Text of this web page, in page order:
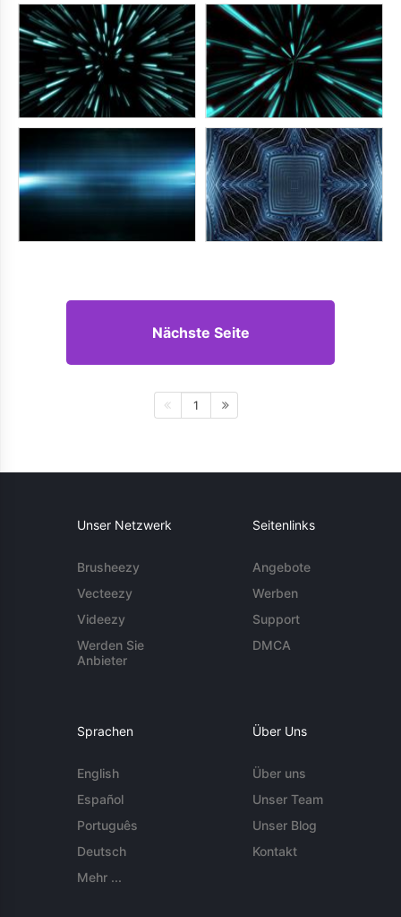
Nächste Seite
1
Unser Netzwerk
Brusheezy
Vecteezy
Videezy
Werden Sie
Anbieter
Seitenlinks
Angebote
Werben
Support
DMCA
Sprachen
English
Español
Português
Deutsch
Mehr ...
Über Uns
Über uns
Unser Team
Unser Blog
Kontakt